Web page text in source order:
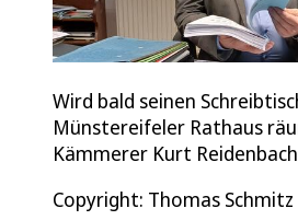
Wird bald seinen
Münstereifeler Rathaus
Kämmerer Kurt
Copyright: Thomas Schmitz